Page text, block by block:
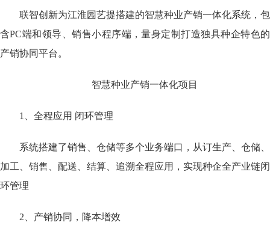
联智创新为江淮园艺提搭建的智慧种业产销一体化系统，包
含PC端和领导、销售小程序端，量身定制打造独具种企特色的
产销协同平台。
智慧种业产销一体化项目
1、全程应用 闭环管理
系统搭建了销售、仓储等多个业务端口，从订生产、仓储、
加工、销售、配送、结算、追溯全程应用，实现种企全产业链闭
环管理
2、产销协同，降本增效